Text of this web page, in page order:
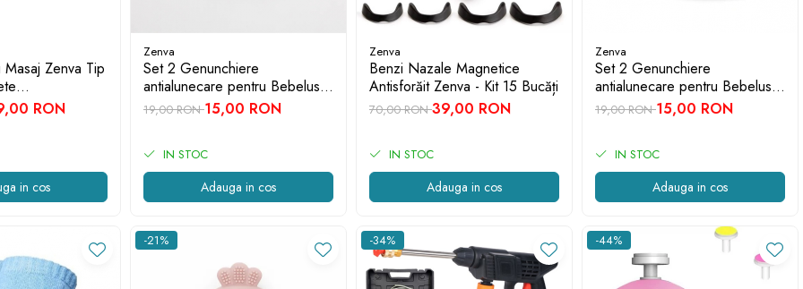
Zenva Tip
6 Viteze,
RON
in cos
Zenva
Set 2 Genunchiere
antialunecare pentru Bebelusi
Zenva, Negru
19,00 RON15,00 RON
IN STOC
Adauga in cos
Zenva
Benzi Nazale Magnetice
Antisforăit Zenva - Kit 15 Bucăți
70,00 RON39,00 RON
IN STOC
Adauga in cos
Zenva
Set 2 Genunchiere
antialunecare pentru Bebelusi
Zenva, Gri deschis
19,00 RON15,00 RON
IN STOC
Adauga in cos
-21% -34% -44%